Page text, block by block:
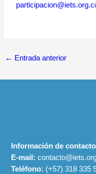
← Entrada anterior
Información de
E-mail:
Teléfono: (+57)318 335